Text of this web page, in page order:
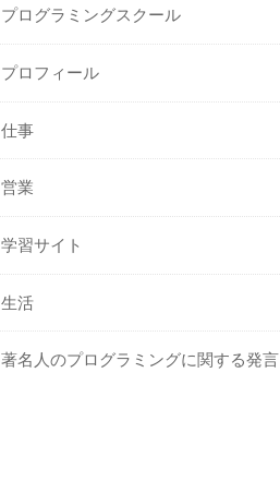
プログラミングスクール
プロフィール
仕事
営業
学習サイト
生活
著名人のプログラミングに関する発言